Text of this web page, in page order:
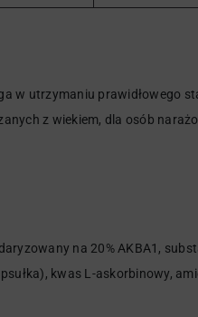
w utrzymaniu prawidłowego
z wiekiem, dla osób
na 20% AKBA1,
kwas L-askorbinowy,